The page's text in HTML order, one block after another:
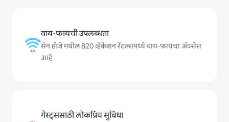
वाय-फायची उपलब्धता
सॅन होजे मधील 820 व्हेकेशन रेंटल्समध्ये वाय-फायचा अ‍ॅक्सेस
आहे
गेस्ट्ससाठी लोकप्रिय सुविधा